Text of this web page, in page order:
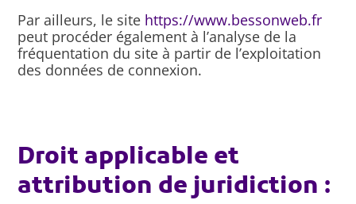
Par ailleurs, le site https://www.bessonweb.fr
peut procéder également à l’analyse de la
fréquentation du site à partir de l’exploitation
des données de connexion.
Droit applicable et
attribution de juridiction :